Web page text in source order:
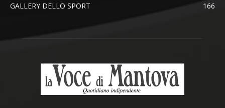
GALLERY DELLO SPORT
166